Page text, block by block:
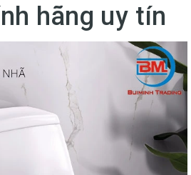
hãng uy tín